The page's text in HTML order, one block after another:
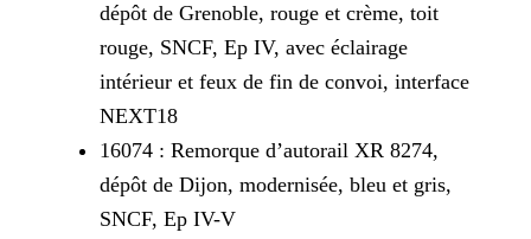
dépôt de Grenoble, rouge et crème, toit
rouge, SNCF, Ep IV, avec éclairage
intérieur et feux de fin de convoi, interface
NEXT18
16074 : Remorque d’autorail XR 8274,
dépôt de Dijon, modernisée, bleu et gris,
SNCF, Ep IV-V